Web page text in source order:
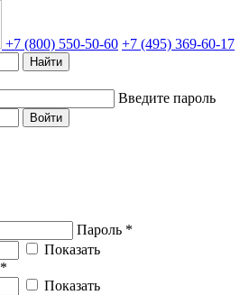
+7 (800) 550-50-60 +7 (495) 369-60-17
Найти
Введите пароль
Войти
Пароль *
Показать
Показать